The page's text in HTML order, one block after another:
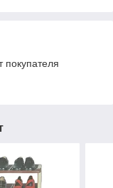
покупателя